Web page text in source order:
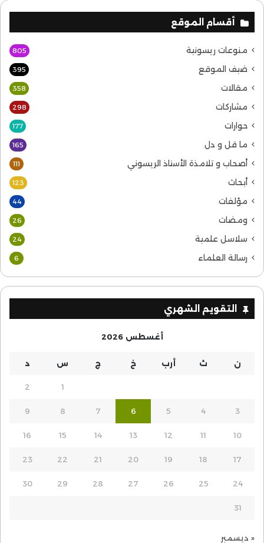
أقسام الموقع
منوعات ريسونية 805
ضيف الموقع 395
مقالات 358
مشاركات 298
حوارات 177
ما قل و دل 165
أصحاب و تلامذة الأستاذ الريسوني 111
أبحاث 123
مؤلفات 44
ومضات 26
سلاسل علمية 24
رسالة العلماء 6
التقويم الشهري
أغسطس 2026
ن ث أرب خ ج س د
1
2
3
4
5
6
7
8
9
10
11
12
13
14
15
16
17
18
19
20
21
22
23
24
25
26
27
28
29
30
31
« ديسمبر